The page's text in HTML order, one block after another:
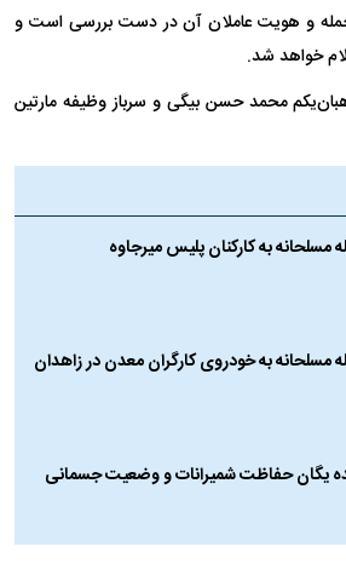
حمله و هویت عاملان آن در دست بررسی است و
خواهد شد.
محمد حسن بیگی و سرباز وظیفه مارتین
مسلحانه به کارکنان پلیس میرجاوه
مسلحانه به خودروی کارگران معدن در زاهدان
یگان حفاظت شمیرانات و وضعیت جسمانی